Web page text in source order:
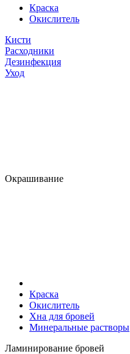
Краска
Окислитель
Кисти
Расходники
Дезинфекция
Уход
Окрашивание
Краска
Окислитель
Хна для бровей
Минеральные растворы
Ламинирование бровей